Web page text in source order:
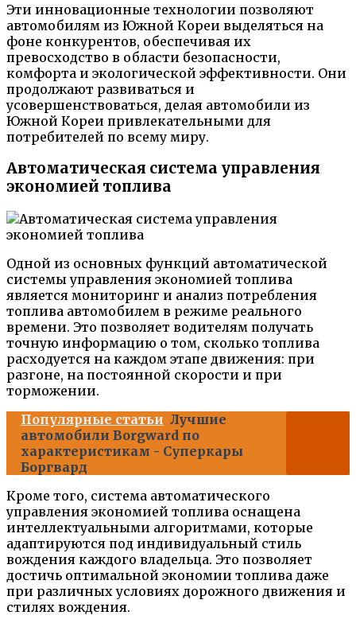
Эти инновационные технологии позволяют
автомобилям из Южной Кореи выделяться на
фоне конкурентов, обеспечивая их
превосходство в области безопасности,
комфорта и экологической эффективности. Они
продолжают развиваться и
усовершенствоваться, делая автомобили из
Южной Кореи привлекательными для
потребителей по всему миру.
Автоматическая система управления
экономией топлива
Одной из основных функций автоматической
системы управления экономией топлива
является мониторинг и анализ потребления
топлива автомобилем в режиме реального
времени. Это позволяет водителям получать
точную информацию о том, сколько топлива
расходуется на каждом этапе движения: при
разгоне, на постоянной скорости и при
торможении.
Популярные статьи Лучшие
автомобили Borgward по
характеристикам - Суперкары
Боргвард
Кроме того, система автоматического
управления экономией топлива оснащена
интеллектуальными алгоритмами, которые
адаптируются под индивидуальный стиль
вождения каждого владельца. Это позволяет
достичь оптимальной экономии топлива даже
при различных условиях дорожного движения и
стилях вождения.